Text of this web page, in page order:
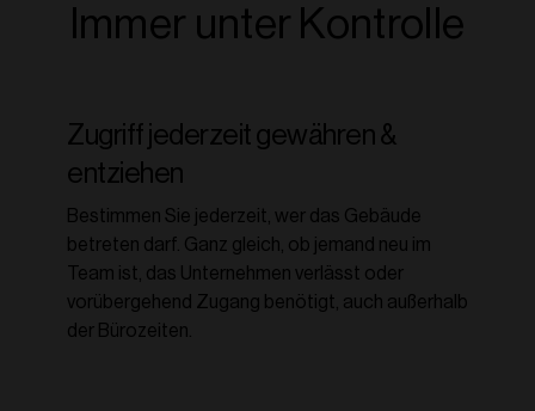
Immer unter Kontrolle
Zugriff jederzeit gewähren &
entziehen
Bestimmen Sie jederzeit, wer das Gebäude
betreten darf. Ganz gleich, ob jemand neu im
Team ist, das Unternehmen verlässt oder
vorübergehend Zugang benötigt, auch außerhalb
der Bürozeiten.